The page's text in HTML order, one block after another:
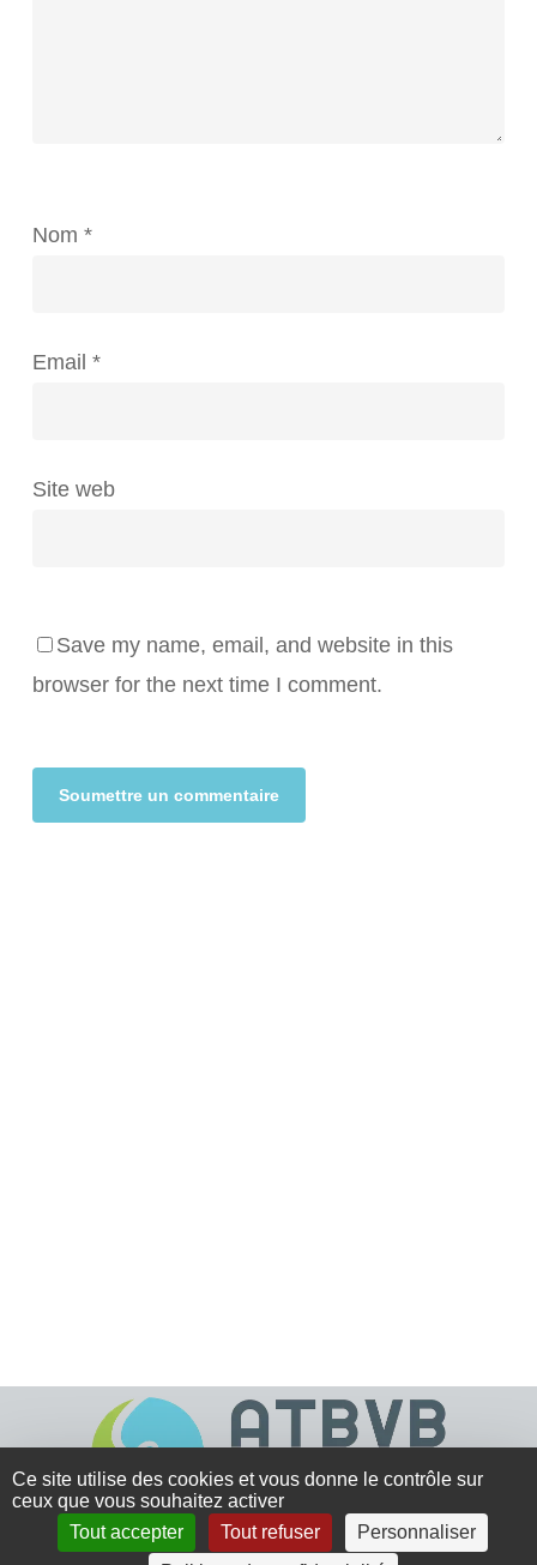
Nom *
Email *
Site web
Save my name, email, and website in this
browser for the next time I comment.
Ce site utilise des cookies et vous donne le contrôle sur
ceux que vous souhaitez activer
Tout accepter
Tout refuser
Personnaliser